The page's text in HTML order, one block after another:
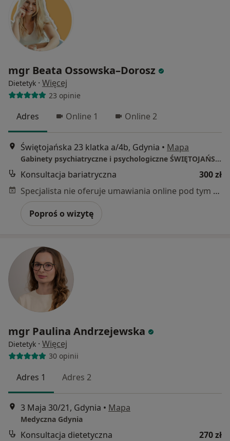
mgr Beata Ossowska–Dorosz
Dietetyk · Więcej
23 opinie
Adres Online 1 Online 2
Świętojańska 23 klatka a/4b, Gdynia • Mapa
Gabinety psychiatryczne i psychologiczne ŚWIĘTOJAŃSKA
Konsultacja bariatryczna
300 zł
Specjalista nie oferuje umawiania online pod tym adresem.
Poproś o wizytę
mgr Paulina Andrzejewska
Dietetyk · Więcej
30 opinii
Adres 1 Adres 2
3 Maja 30/21, Gdynia • Mapa
Medyczna Gdynia
Konsultacja dietetyczna
270 zł